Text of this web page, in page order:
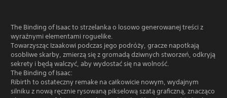
The Binding of Isaac to strzelanka o losowo generowanej treści z
wyraźnymi elementami roguelike.
Towarzysząc Izaakowi podczas jego podróży, gracze napotkają
osobliwe skarby, zmierzą się z gromadą dziwnych stworzeń, odkryją
sekrety i będą walczyć, aby wydostać się na wolność.
The Binding of Isaac:
Ribirth to ostateczny remake na całkowicie nowym, wydajnym
silniku z nową ręcznie rysowaną pikselową szatą graficzną, znacząco